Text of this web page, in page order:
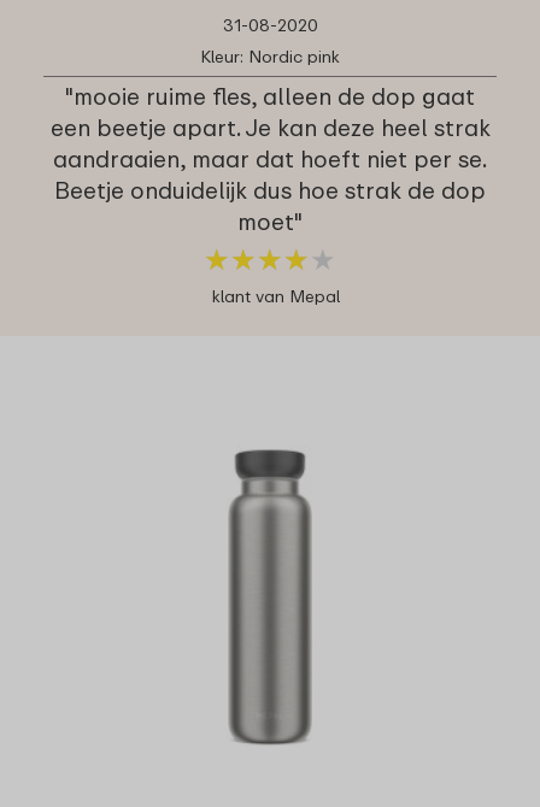
31-08-2020
Kleur: Nordic pink
"mooie ruime fles, alleen de dop gaat
een beetje apart. Je kan deze heel strak
aandraaien, maar dat hoeft niet per se.
Beetje onduidelijk dus hoe strak de dop
moet"
★★★★ ★
★★★★ ★
klant van Mepal